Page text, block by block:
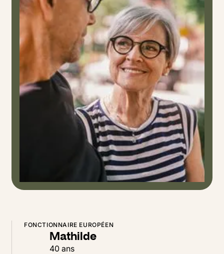
FONCTIONNAIRE EUROPÉEN
Mathilde
40 ans